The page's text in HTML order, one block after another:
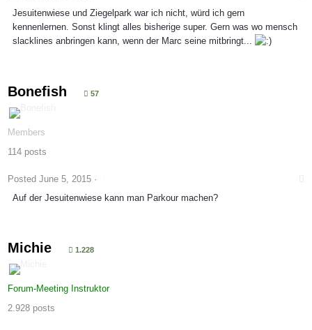
Jesuitenwiese und Ziegelpark war ich nicht, würd ich gern
kennenlernen. Sonst klingt alles bisherige super. Gern was wo mensch
slacklines anbringen kann, wenn der Marc seine mitbringt...
Bonefish 57
Members
114 posts
Posted June 5, 2015 ·
Auf der Jesuitenwiese kann man Parkour machen?
Michie 1.228
Forum-Meeting Instruktor
2.928 posts